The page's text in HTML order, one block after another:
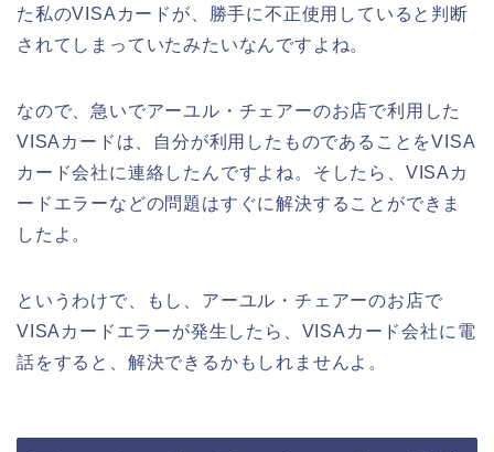
た私のVISAカードが、勝手に不正使用していると判断
されてしまっていたみたいなんですよね。
なので、急いでアーユル・チェアーのお店で利用した
VISAカードは、自分が利用したものであることをVISA
カード会社に連絡したんですよね。そしたら、VISAカ
ードエラーなどの問題はすぐに解決することができま
したよ。
というわけで、もし、アーユル・チェアーのお店で
VISAカードエラーが発生したら、VISAカード会社に電
話をすると、解決できるかもしれませんよ。